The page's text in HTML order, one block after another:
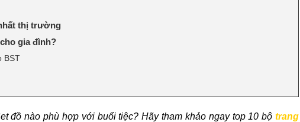
thị trường
gia đình?
BST
đồ nào phù hợp với buổi tiệc? Hãy tham khảo ngay top 10 bộ trang